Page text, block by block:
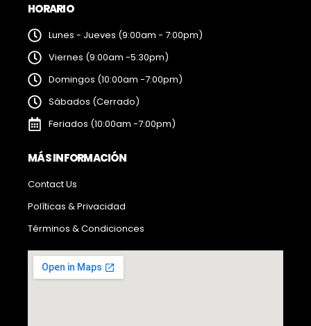
HORARIO
Lunes - Jueves (9:00am - 7:00pm)
Viernes (9:00am -5:30pm)
Domingos (10:00am -7:00pm)
Sábados (Cerrado)
Feriados (10:00am -7:00pm)
MÁS INFORMACIÓN
Contact Us
Políticas & Privacidad
Términos & Condicionces